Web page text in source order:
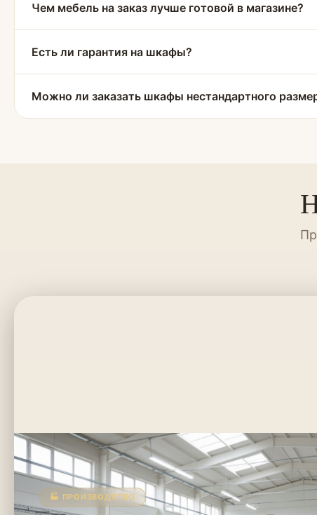
Чем мебель на заказ лучше готовой в магазине?
Есть ли гарантия на шкафы?
Можно ли заказать шкафы нестандартного
🏭 ПРОИЗВОДСТВО